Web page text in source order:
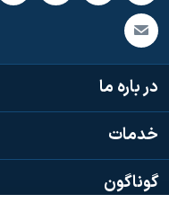
در باره ما
خدمات
گوناگون